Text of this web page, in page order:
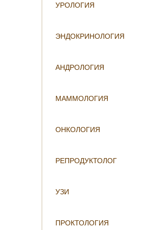
УРОЛОГИЯ
ЭНДОКРИНОЛОГИЯ
АНДРОЛОГИЯ
МАММОЛОГИЯ
ОНКОЛОГИЯ
РЕПРОДУКТОЛОГ
УЗИ
ПРОКТОЛОГИЯ